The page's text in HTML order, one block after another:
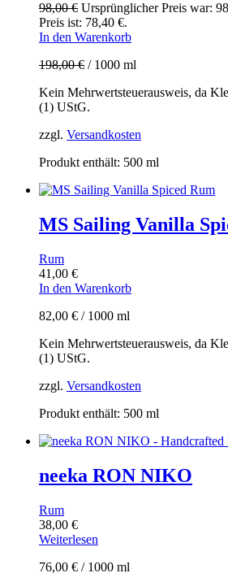
98,00€ Ursprünglicher Preis war:
Preis ist: 78,40 €.
In den Warenkorb
198,00€ / 1000 ml
Kein Mehrwertsteuerausweis, da
(1) UStG.
zzgl. Versandkosten
Produkt enthält: 500 ml
MS Sailing Vanilla
Rum
41,00 €
In den Warenkorb
82,00 € / 1000 ml
Kein Mehrwertsteuerausweis, da
(1) UStG.
zzgl. Versandkosten
Produkt enthält: 500 ml
neeka RON NIKO
Rum
38,00 €
Weiterlesen
76,00 € / 1000 ml